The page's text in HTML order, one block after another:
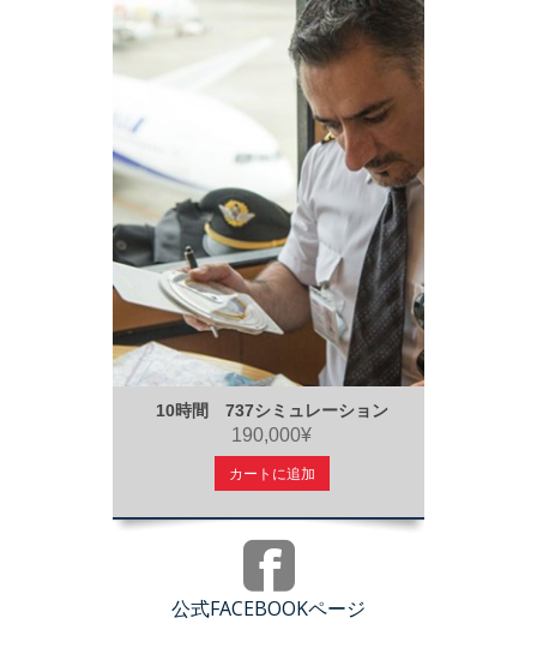
10時間 737シミュレーション
190,000¥
カートに追加
公式FACEBOOKページ